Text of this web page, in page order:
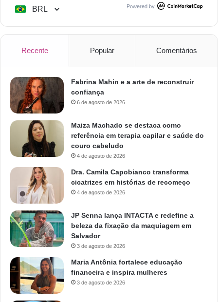
Powered by
Recente Popular Comentários
Fabrina Mahin e a arte de reconstruir
confiança
6 de agosto de 2026
Maiza Machado se destaca como
referência em terapia capilar e saúde do
couro cabeludo
4 de agosto de 2026
Dra. Camila Capobianco transforma
cicatrizes em histórias de recomeço
4 de agosto de 2026
JP Senna lança INTACTA e redefine a
beleza da fixação da maquiagem em
Salvador
3 de agosto de 2026
Maria Antônia fortalece educação
financeira e inspira mulheres
3 de agosto de 2026